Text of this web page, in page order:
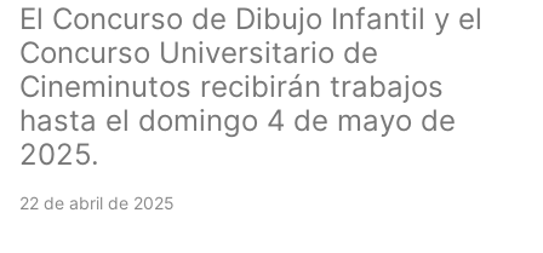
El Concurso de Dibujo Infantil y el
Concurso Universitario de
Cineminutos recibirán trabajos
hasta el domingo 4 de mayo de
2025.
22 de abril de 2025